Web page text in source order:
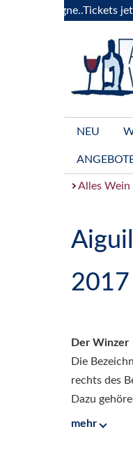
jetzt
NEU
Alles Wein
2017
Der Winzer
Die
rechts des
Dazu
mehr